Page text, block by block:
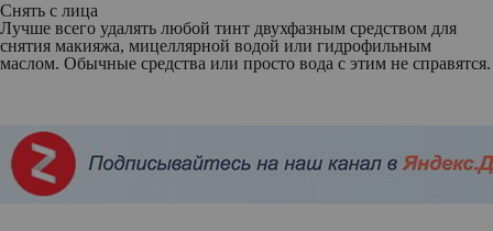
Снять с лица
Лучше всего удалять любой тинт двухфазным средством для
снятия макияжа, мицеллярной водой или гидрофильным
маслом. Обычные средства или просто вода с этим не справятся.